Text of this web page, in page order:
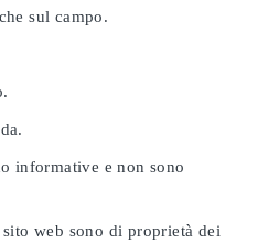
sul campo.
informative e non sono
web sono di proprietà dei